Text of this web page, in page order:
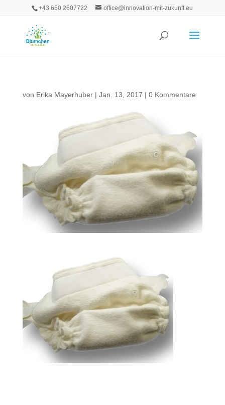
+43 650 2607722 office@innovation-mit-zukunft.eu
von Erika Mayerhuber| Jan. 13, 2017 | 0 Kommentare